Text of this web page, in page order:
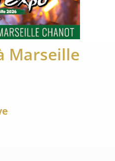
Marseille